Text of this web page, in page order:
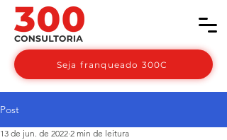
Seja franqueado 300C
Post
13 de jun. de 2022 2 min de leitura